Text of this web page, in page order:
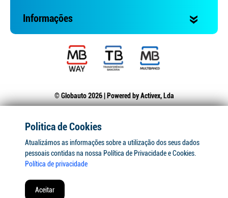
Informações
© Globauto 2026 | Powered byActivex, Lda
Politica de Cookies
Atualizámos as informações sobre a utilização dos seus dados
pessoais contidas na nossa Política de Privacidade e Cookies.
Política de privacidade
Aceitar